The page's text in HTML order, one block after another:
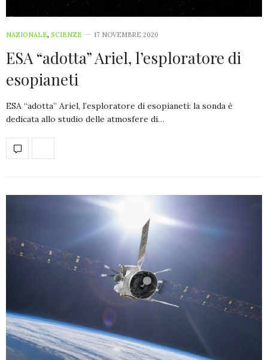
NAZIONALE, SCIENZE 17 NOVEMBRE 2020
ESA “adotta” Ariel, l’esploratore di
esopianeti
ESA “adotta” Ariel, l’esploratore di esopianeti: la sonda è
dedicata allo studio delle atmosfere di…